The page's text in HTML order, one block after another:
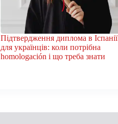
Підтвердження диплома в Іспанії
для українців: коли потрібна
homologación і що треба знати